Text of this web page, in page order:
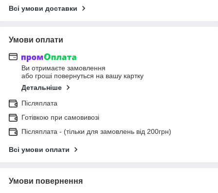
Всі умови доставки
Умови оплати
Ви отримаєте замовлення
або гроші повернуться на вашу картку
Детальніше
Післяплата
Готівкою при самовивозі
Післяплата - (тільки для замовлень від 200грн)
Всі умови оплати
Умови повернення